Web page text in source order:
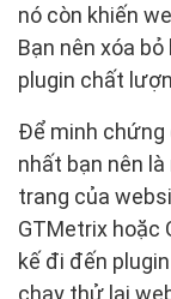
nó còn khiến
Bạn nên xóa
plugin chất
Để minh chứng
nhất bạn nên
trang của
GTMetrix hoặc
kế đi đến
chạy thử lại